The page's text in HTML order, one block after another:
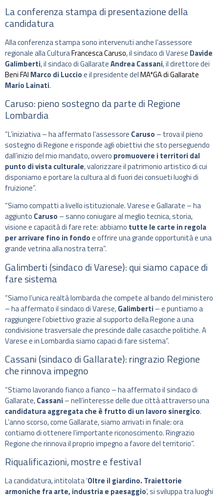
La conferenza stampa di presentazione della
candidatura
Alla conferenza stampa sono intervenuti anche l’assessore
regionale alla CulturaFrancesca Caruso, il sindaco di Varese Davide
Galimberti, il sindaco di GallarateAndrea Cassani, il direttore dei
Beni FAI Marco di Luccioe il presidente delMA*GA di Gallarate
Mario Lainati.
Caruso: pieno sostegno da parte di Regione
Lombardia
“L’iniziativa – ha affermato l’assessore Caruso – trova il pieno
sostegno di Regione e risponde agli obiettivi che sto perseguendo
dall’inizio del mio mandato, ovvero promuovere i territori dal
punto di vista culturale, valorizzare il patrimonio artistico di cui
disponiamo e portare la cultura al di fuori dei consueti luoghi di
fruizione”.
“Siamo compatti a livello istituzionale. Varese e Gallarate – ha
aggiunto Caruso – sanno coniugare al meglio tecnica, storia,
visione e capacità di fare rete: abbiamo tutte le carte in regola
per arrivare fino in fondoe offrire una grande opportunità e una
grande vetrina alla nostra terra”.
Galimberti (sindaco di Varese): qui siamo capace di
fare sistema
“Siamo l’unica realtà lombarda che compete al bando del ministero
– ha affermato il sindaco di Varese,Galimberti – e puntiamo a
raggiungere l’obiettivo grazie al supporto della Regione a una
condivisione trasversale che prescinde dalle casacche politiche. A
Varese e in Lombardia siamo capaci di fare sistema”.
Cassani (sindaco di Gallarate): ringrazio Regione
che rinnova impegno
“Stiamo lavorando fianco a fianco – ha affermato il sindaco di
Gallarate,Cassani – nell’interesse delle due città attraverso una
candidatura aggregata che è frutto di un lavoro sinergico.
L’anno scorso, come Gallarate, siamo arrivati in finale: ora
contiamo di ottenere l’importante riconoscimento. Ringrazio
Regione che rinnova il proprio impegno a favore del territorio”.
Riqualificazioni, mostre e festival
La candidatura, intitolata ‘Oltre il giardino. Traiettorie
armoniche fra arte, industria e paesaggio‘, si sviluppa tra luoghi